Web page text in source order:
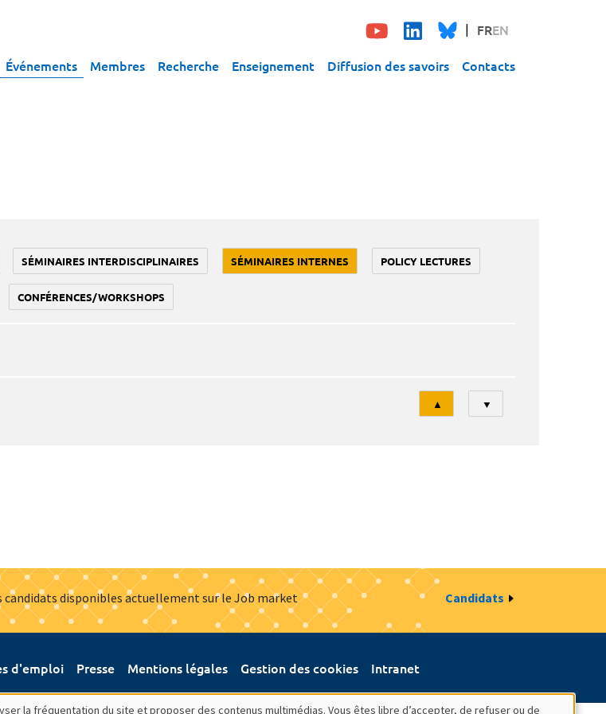
FREN
Événements Membres Recherche Enseignement Diffusion des savoirs Contacts
SÉMINAIRES INTERDISCIPLINAIRES SÉMINAIRES INTERNES POLICY LECTURES
CONFÉRENCES/WORKSHOPS
Tri
▲ ▼
candidats disponibles actuellement sur le Job market Candidats
d'emploi Presse Mentions légales Gestion des cookies Intranet
la fréquentation du site et proposer des contenus multimédias. Vous êtes libre d’accepter, de refuser ou de